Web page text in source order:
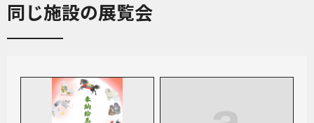
同じ施設の展覧会